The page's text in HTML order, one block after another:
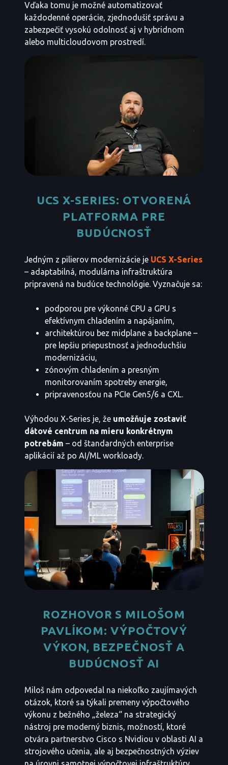
Vďaka tomu je možné automatizovať
každodenné operácie, zjednodušiť správu a
zabezpečiť vysokú odolnosť aj v hybridnom
alebo multicloudovom prostredí.
UCS X-SERIES: OTVORENÁ
PLATFORMA PRE
BUDÚCNOSŤ
Jedným z pilierov modernizácie je UCS X-Series
– adaptabilná, modulárna infraštruktúra
pripravená na budúce technológie. Vyznačuje sa:
podporou pre výkonné CPU a GPU s
efektívnym chladením a napájaním,
architektúrou bez midplane a backplane –
pre lepšiu priepustnosť a jednoduchšiu
modernizáciu,
zónovým chladením a presným
monitorovaním spotreby energie,
pripravenosťou na PCIe Gen5/6 a CXL.
Výhodou X-Series je, že umožňuje zostaviť
dátové centrum na mieru konkrétnym
potrebám – od štandardných enterprise
aplikácií až po AI/ML workloady.
ROZHOVOR S MILOŠOM
PAVLÍKOM: VÝPOČTOVÝ
VÝKON, BEZPEČNOSŤ A
BUDÚCNOSŤ AI
Miloš nám odpovedal na niekoľko zaujímavých
otázok, ktoré sa týkali premeny výpočtového
výkonu z bežného „železa“ na strategický
nástroj pre moderný biznis, možností, ktoré
otvára partnerstvo Cisco s Nvidiou v oblasti AI a
strojového učenia, ale aj bezpečnostných výziev